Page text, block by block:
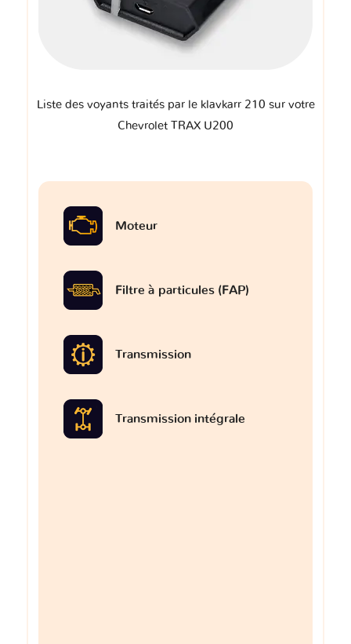
Liste des voyants traités par le klavkarr 210 sur votre
Chevrolet TRAX U200
Moteur
Filtre à particules (FAP)
Transmission
Transmission intégrale